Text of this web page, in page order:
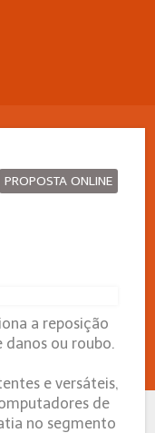
PROPOSTA ONLINE
a reposição
danos ou roubo.
e versáteis,
de
no segmento